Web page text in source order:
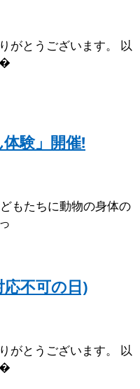
がとうございます。 以
�
験」開催!
もたちに動物の身体の
不可の日)
がとうございます。 以
�